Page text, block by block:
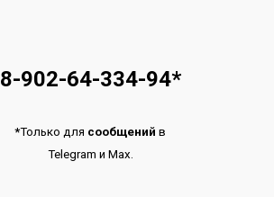
8-902-64-334-94*
*Только для сообщений в
Telegram и Max.